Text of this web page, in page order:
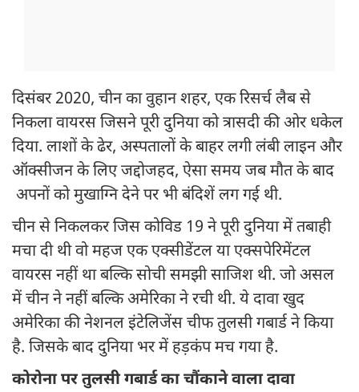
दिसंबर 2020, चीन का वुहान शहर, एक रिसर्च लैब से
निकला वायरस जिसने पूरी दुनिया को त्रासदी की ओर धकेल
दिया. लाशों के ढेर, अस्पतालों के बाहर लगी लंबी लाइन और
ऑक्सीजन के लिए जद्दोजहद, ऐसा समय जब मौत के बाद
अपनों को मुखाग्नि देने पर भी बंदिशें लग गई थी.
चीन से निकलकर जिस कोविड 19 ने पूरी दुनिया में तबाही
मचा दी थी वो महज एक एक्सीडेंटल या एक्सपेरिमेंटल
वायरस नहीं था बल्कि सोची समझी साजिश थी. जो असल
में चीन ने नहीं बल्कि अमेरिका ने रची थी. ये दावा खुद
अमेरिका की नेशनल इंटेलिजेंस चीफ तुलसी गबार्ड ने किया
है. जिसके बाद दुनिया भर में हड़कंप मच गया है.
कोरोना पर तुलसी गबार्ड का चौंकाने वाला दावा